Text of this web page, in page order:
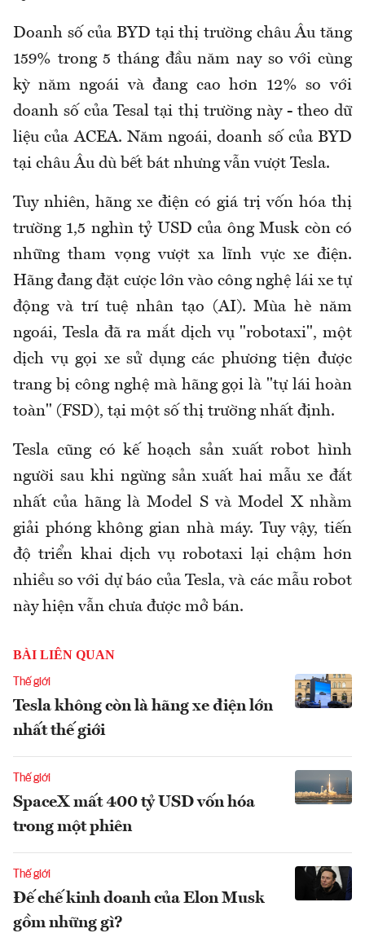
Doanh số của BYD tại thị trường châu Âu tăng
159% trong 5 tháng đầu năm nay so với cùng
kỳ năm ngoái và đang cao hơn 12% so với
doanh số của Tesal tại thị trường này - theo dữ
liệu của ACEA. Năm ngoái, doanh số của BYD
tại châu Âu dù bết bát nhưng vẫn vượt Tesla.
Tuy nhiên, hãng xe điện có giá trị vốn hóa thị
trường 1,5 nghìn tỷ USD của ông Musk còn có
những tham vọng vượt xa lĩnh vực xe điện.
Hãng đang đặt cược lớn vào công nghệ lái xe tự
động và trí tuệ nhân tạo (AI). Mùa hè năm
ngoái, Tesla đã ra mắt dịch vụ "robotaxi", một
dịch vụ gọi xe sử dụng các phương tiện được
trang bị công nghệ mà hãng gọi là "tự lái hoàn
toàn" (FSD), tại một số thị trường nhất định.
Tesla cũng có kế hoạch sản xuất robot hình
người sau khi ngừng sản xuất hai mẫu xe đắt
nhất của hãng là Model S và Model X nhằm
giải phóng không gian nhà máy. Tuy vậy, tiến
độ triển khai dịch vụ robotaxi lại chậm hơn
nhiều so với dự báo của Tesla, và các mẫu robot
này hiện vẫn chưa được mở bán.
BÀI LIÊN QUAN
Thế giới
Tesla không còn là hãng xe điện lớn
nhất thế giới
Thế giới
SpaceX mất 400 tỷ USD vốn hóa
trong một phiên
Thế giới
Đế chế kinh doanh của Elon Musk
gồm những gì?